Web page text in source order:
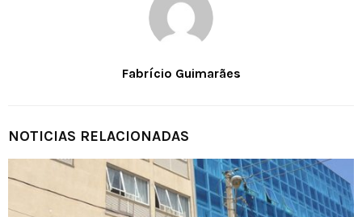
Fabrício Guimarães
NOTICIAS RELACIONADAS